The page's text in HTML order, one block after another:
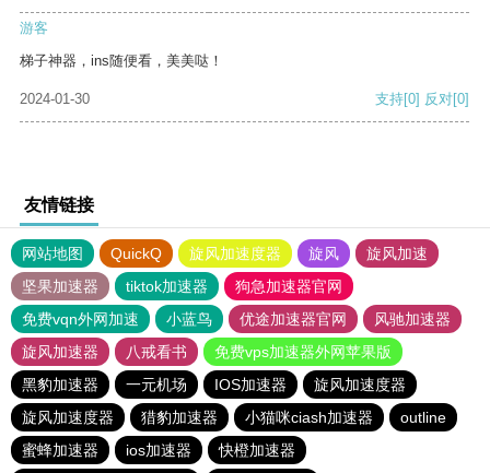
游客
梯子神器，ins随便看，美美哒！
2024-01-30 支持[0] 反对[0]
友情链接
网站地图 QuickQ 旋风加速度器 旋风
旋风加速
坚果加速器
tiktok加速器
狗急加速器官网
免费vqn外网加速
小蓝鸟 优途加速器官网
风驰加速器
旋风加速器
八戒看书
免费vps加速器外网苹果版
黑豹加速器
一元机场 IOS加速器
旋风加速度器
旋风加速度器
猎豹加速器 小猫咪ciash加速器
outline
蜜蜂加速器
ios加速器
快橙加速器